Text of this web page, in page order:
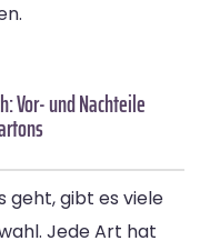
Vor- und Nachteile
geht, gibt es viele
Jede Art hat